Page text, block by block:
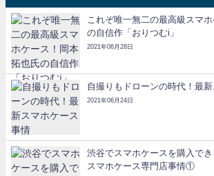
これぞ唯一無二の最高級スマ
の自信作「おりつむi」
2021年06月28日
自撮りもドローンの時代！最
2021年06月24日
渋谷でスマホケースを購入で
スマホケース専門店事情①